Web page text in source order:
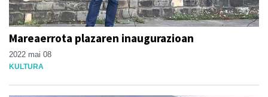
Mareaerrota plazaren inaugurazioan
2022 mai 08
KULTURA